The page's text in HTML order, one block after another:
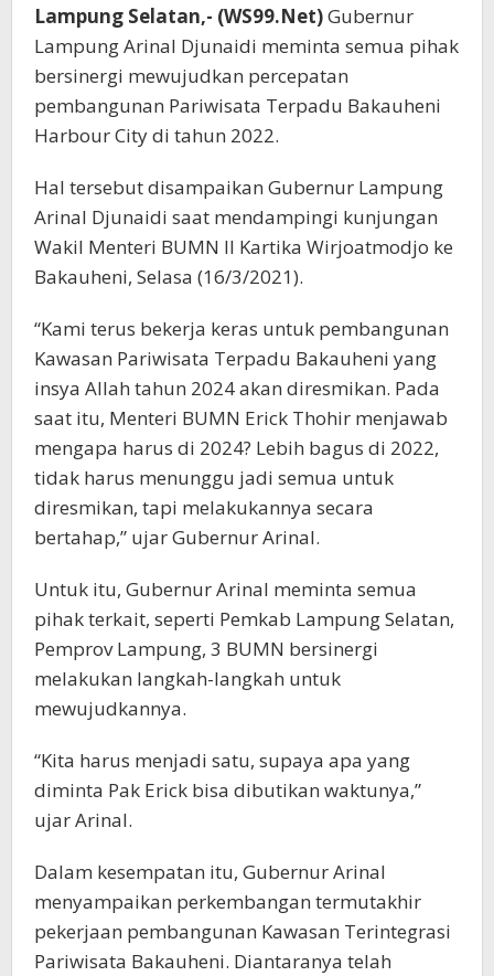
Lampung Selatan,- (WS99.Net)Gubernur
Lampung Arinal Djunaidi meminta semua pihak
bersinergi mewujudkan percepatan
pembangunan Pariwisata Terpadu Bakauheni
Harbour City di tahun 2022.
Hal tersebut disampaikan Gubernur Lampung
Arinal Djunaidi saat mendampingi kunjungan
Wakil Menteri BUMN II Kartika Wirjoatmodjo ke
Bakauheni, Selasa (16/3/2021).
“Kami terus bekerja keras untuk pembangunan
Kawasan Pariwisata Terpadu Bakauheni yang
insya Allah tahun 2024 akan diresmikan. Pada
saat itu, Menteri BUMN Erick Thohir menjawab
mengapa harus di 2024? Lebih bagus di 2022,
tidak harus menunggu jadi semua untuk
diresmikan, tapi melakukannya secara
bertahap,” ujar Gubernur Arinal.
Untuk itu, Gubernur Arinal meminta semua
pihak terkait, seperti Pemkab Lampung Selatan,
Pemprov Lampung, 3 BUMN bersinergi
melakukan langkah-langkah untuk
mewujudkannya.
“Kita harus menjadi satu, supaya apa yang
diminta Pak Erick bisa dibutikan waktunya,”
ujar Arinal.
Dalam kesempatan itu, Gubernur Arinal
menyampaikan perkembangan termutakhir
pekerjaan pembangunan Kawasan Terintegrasi
Pariwisata Bakauheni. Diantaranya telah